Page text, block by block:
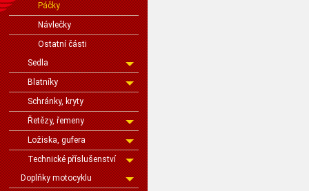
Páčky
Návlečky
Ostatní části
Sedla
Blatníky
Schránky, kryty
Řetězy, řemeny
Ložiska, gufera
Technické příslušenství
Doplňky motocyklu